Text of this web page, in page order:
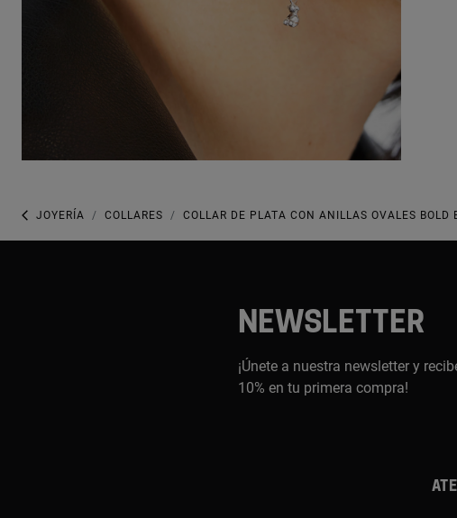
JOYERÍA COLLARES COLLAR DE PLATA CON ANILLAS OVALES BOLD
NEWSLETTER
¡Únete a nuestra newsletter y
10% en tu primera compra!